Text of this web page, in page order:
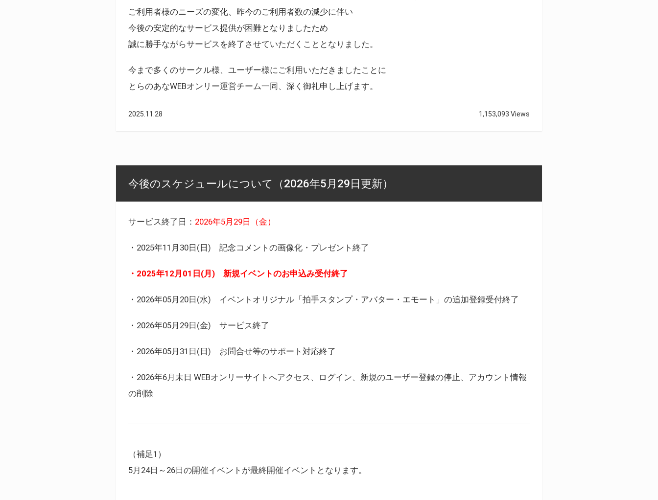
ご利用者様のニーズの変化、昨今のご利用者数の減少に伴い
今後の安定的なサービス提供が困難となりましたため
誠に勝手ながらサービスを終了させていただくこととなりました。
今まで多くのサークル様、ユーザー様にご利用いただきましたことに
とらのあなWEBオンリー運営チーム一同、深く御礼申し上げます。
2025.11.28 1,153,093 Views
今後のスケジュールについて（2026年5月29日更新）
サービス終了日： 2026年5月29日（金）
・2025年11月30日(日) 記念コメントの画像化・プレゼント終了
・2025年12月01日(月) 新規イベントのお申込み受付終了
・2026年05月20日(水) イベントオリジナル「拍手スタンプ・アバター・エモート」の追加登録受付終了
・2026年05月29日(金) サービス終了
・2026年05月31日(日) お問合せ等のサポート対応終了
・2026年6月末日 WEBオンリーサイトへアクセス、ログイン、新規のユーザー登録の停止、アカウント情報
の削除
（補足1）
5月24日～26日の開催イベントが最終開催イベントとなります。